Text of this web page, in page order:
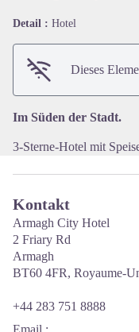
Detail : Hotel
Dieses
Im Süden der Stadt.
3-Sterne-Hotel mit
Kontakt
Armagh City Hotel
2 Friary Rd
Armagh
BT60 4FR, Royaume-
+44 283 751 8888
Email :